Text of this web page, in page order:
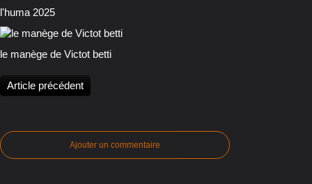
l'huma 2025
le manège de Victot betti
Article précédent
Ajouter un commentaire